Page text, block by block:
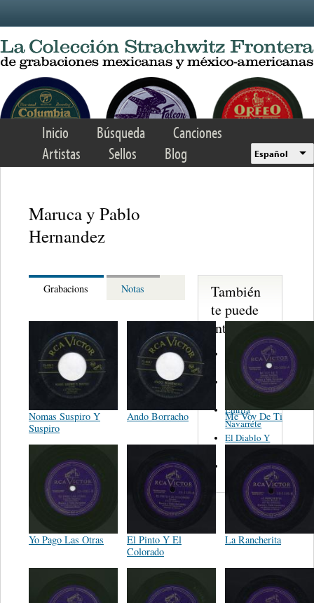
Inicio Búsqueda
Canciones
Artistas
Sellos Blog Español
Maruca y Pablo
Hernandez
Grabacions Notas
Nomas Suspiro Y
Suspiro
Ando Borracho Me Voy De Ti
Yo Pago Las Otras
El Pinto Y El
Colorado
La Rancherita
También
te puede
interesar...
Figueroa
Los Angeles
Del Norte
Emilia
Navarrete
El Diablo Y
Powerband